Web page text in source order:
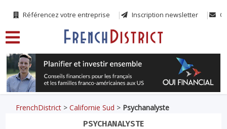
Référencez votre entreprise Inscription newsletter
FrenchDistrict >Californie Sud > Psychanalyste
PSYCHANALYSTE